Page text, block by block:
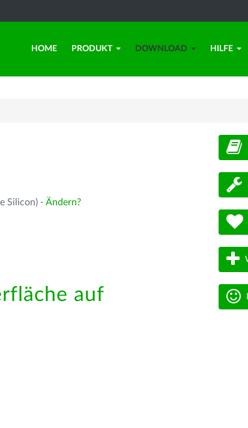
HOME PRODUKT DOWNLOAD HILFE
Silicon) - Ändern?
auf